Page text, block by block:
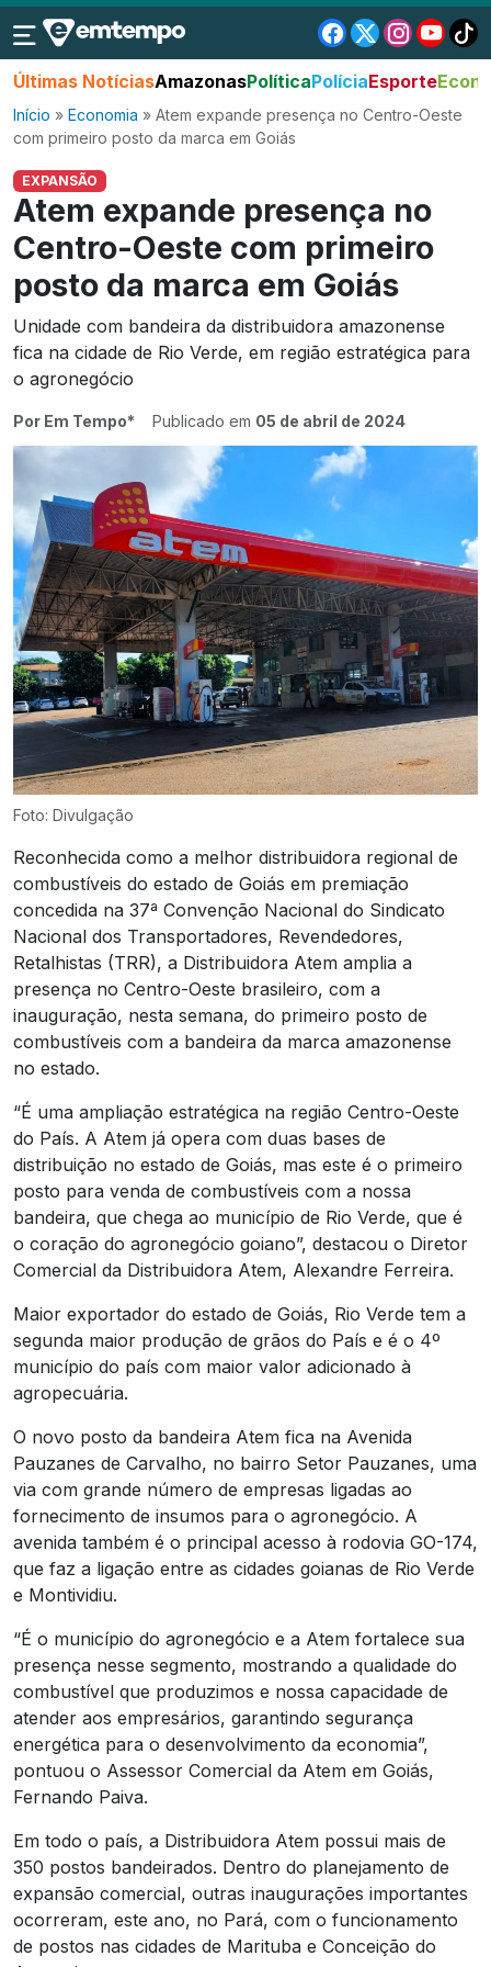
Últimas NotíciasAmazonasPolíticaPolíciaEsporte
Início » Economia » Atem expande presença no Centro-Oeste
com primeiro posto da marca em Goiás
EXPANSÃO
Atem expande presença no
Centro-Oeste com primeiro
posto da marca em Goiás
Unidade com bandeira da distribuidora amazonense
fica na cidade de Rio Verde, em região estratégica para
o agronegócio
Por Em Tempo* Publicado em 05 de abril de 2024
Foto: Divulgação
Reconhecida como a melhor distribuidora regional de
combustíveis do estado de Goiás em premiação
concedida na 37ª Convenção Nacional do Sindicato
Nacional dos Transportadores, Revendedores,
Retalhistas (TRR), a Distribuidora Atem amplia a
presença no Centro-Oeste brasileiro, com a
inauguração, nesta semana, do primeiro posto de
combustíveis com a bandeira da marca amazonense
no estado.
“É uma ampliação estratégica na região Centro-Oeste
do País. A Atem já opera com duas bases de
distribuição no estado de Goiás, mas este é o primeiro
posto para venda de combustíveis com a nossa
bandeira, que chega ao município de Rio Verde, que é
o coração do agronegócio goiano”, destacou o Diretor
Comercial da Distribuidora Atem, Alexandre Ferreira.
Maior exportador do estado de Goiás, Rio Verde tem a
segunda maior produção de grãos do País e é o 4º
município do país com maior valor adicionado à
agropecuária.
O novo posto da bandeira Atem fica na Avenida
Pauzanes de Carvalho, no bairro Setor Pauzanes, uma
via com grande número de empresas ligadas ao
fornecimento de insumos para o agronegócio. A
avenida também é o principal acesso à rodovia GO-174,
que faz a ligação entre as cidades goianas de Rio Verde
e Montividiu.
“É o município do agronegócio e a Atem fortalece sua
presença nesse segmento, mostrando a qualidade do
combustível que produzimos e nossa capacidade de
atender aos empresários, garantindo segurança
energética para o desenvolvimento da economia”,
pontuou o Assessor Comercial da Atem em Goiás,
Fernando Paiva.
Em todo o país, a Distribuidora Atem possui mais de
350 postos bandeirados. Dentro do planejamento de
expansão comercial, outras inaugurações importantes
ocorreram, este ano, no Pará, com o funcionamento
de postos nas cidades de Marituba e Conceição do